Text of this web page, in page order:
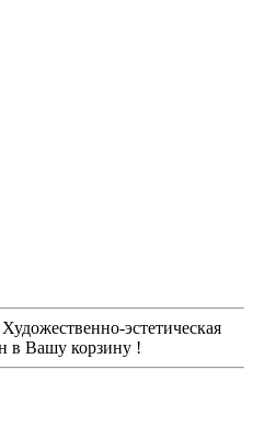
эстетическая
в Вашу корзину !